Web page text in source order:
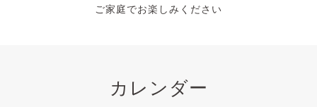
ご家庭でお楽しみください
カレンダー